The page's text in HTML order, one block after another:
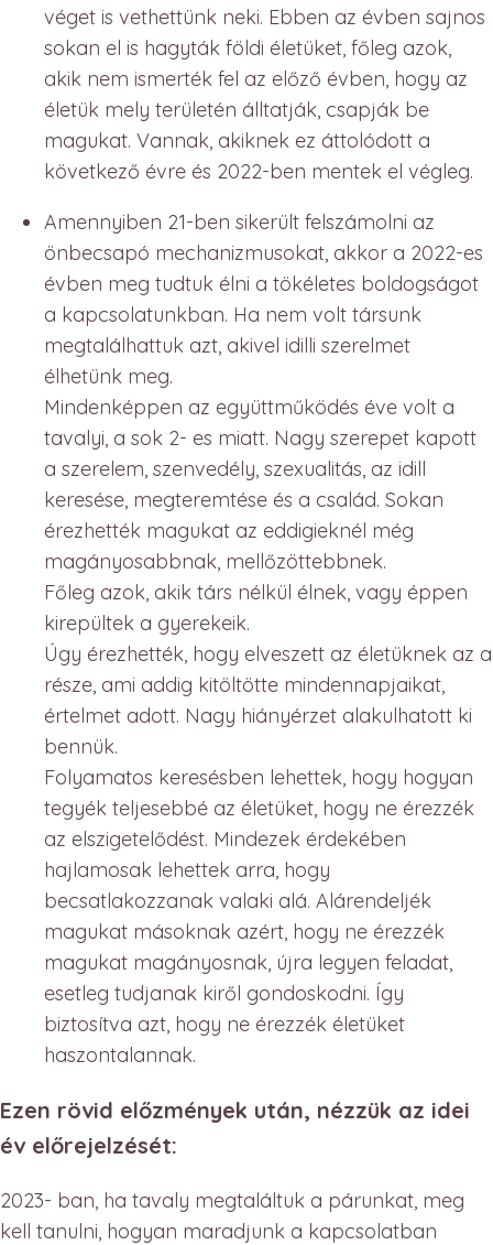
véget is vethettünk neki. Ebben az évben sajnos
sokan el is hagyták földi életüket, főleg azok,
akik nem ismerték fel az előző évben, hogy az
életük mely területén álltatják, csapják be
magukat. Vannak, akiknek ez áttolódott a
következő évre és 2022-ben mentek el végleg.
Amennyiben 21-ben sikerült felszámolni az
önbecsapó mechanizmusokat, akkor a 2022-es
évben meg tudtuk élni a tökéletes boldogságot
a kapcsolatunkban. Ha nem volt társunk
megtalálhattuk azt, akivel idilli szerelmet
élhetünk meg.
Mindenképpen az együttműködés éve volt a
tavalyi, a sok 2- es miatt. Nagy szerepet kapott
a szerelem, szenvedély, szexualitás, az idill
keresése, megteremtése és a család. Sokan
érezhették magukat az eddigieknél még
magányosabbnak, mellőzöttebbnek.
Főleg azok, akik társ nélkül élnek, vagy éppen
kirepültek a gyerekeik.
Úgy érezhették, hogy elveszett az életüknek az a
része, ami addig kitöltötte mindennapjaikat,
értelmet adott. Nagy hiányérzet alakulhatott ki
bennük.
Folyamatos keresésben lehettek, hogy hogyan
tegyék teljesebbé az életüket, hogy ne érezzék
az elszigetelődést. Mindezek érdekében
hajlamosak lehettek arra, hogy
becsatlakozzanak valaki alá. Alárendeljék
magukat másoknak azért, hogy ne érezzék
magukat magányosnak, újra legyen feladat,
esetleg tudjanak kiről gondoskodni. Így
biztosítva azt, hogy ne érezzék életüket
haszontalannak.
Ezen rövid előzmények után, nézzük az idei
év előrejelzését:
2023- ban, ha tavaly megtaláltuk a párunkat, meg
kell tanulni, hogyan maradjunk a kapcsolatban